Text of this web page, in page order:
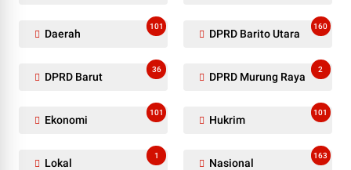
Daerah
101
DPRD Barito Utara
160
DPRD Barut
36
DPRD Murung Raya
2
Ekonomi
101
Hukrim
101
Lokal
1
Nasional
163